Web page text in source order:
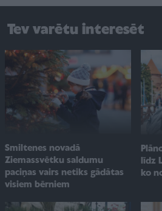
Tev varētu interesēt
Smiltenes novadā
Ziemassvētku saldumu
paciņas vairs netiks gādātas
visiem bērniem
līdz
ko